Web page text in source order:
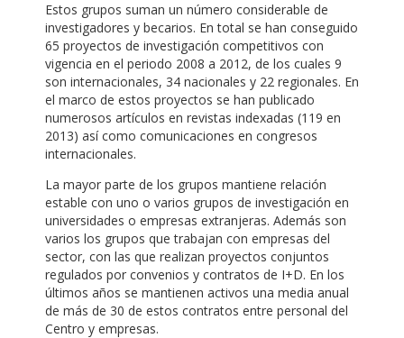
Estos grupos suman un número considerable de
investigadores y becarios. En total se han conseguido
65 proyectos de investigación competitivos con
vigencia en el periodo 2008 a 2012, de los cuales 9
son internacionales, 34 nacionales y 22 regionales. En
el marco de estos proyectos se han publicado
numerosos artículos en revistas indexadas (119 en
2013) así como comunicaciones en congresos
internacionales.
La mayor parte de los grupos mantiene relación
estable con uno o varios grupos de investigación en
universidades o empresas extranjeras. Además son
varios los grupos que trabajan con empresas del
sector, con las que realizan proyectos conjuntos
regulados por convenios y contratos de I+D. En los
últimos años se mantienen activos una media anual
de más de 30 de estos contratos entre personal del
Centro y empresas.